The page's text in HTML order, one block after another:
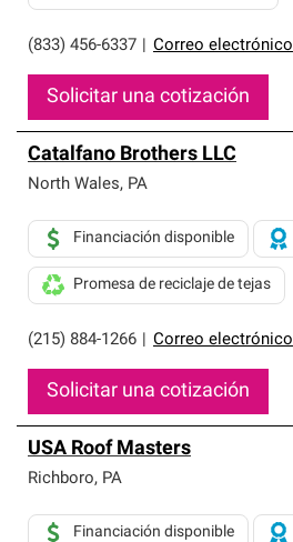
(833) 456-6337 Correo electrónico
Solicitar una cotización
Catalfano Brothers LLC
North Wales, PA
(215) 884-1266 Correo electrónico
Financiación disponible
Promesa de reciclaje de tejas
Solicitar una cotización
USA Roof Masters
Richboro, PA
Financiación disponible